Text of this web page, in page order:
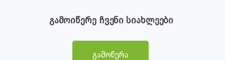
გამოიწერე ჩვენი სიახლეები
გამოწერა